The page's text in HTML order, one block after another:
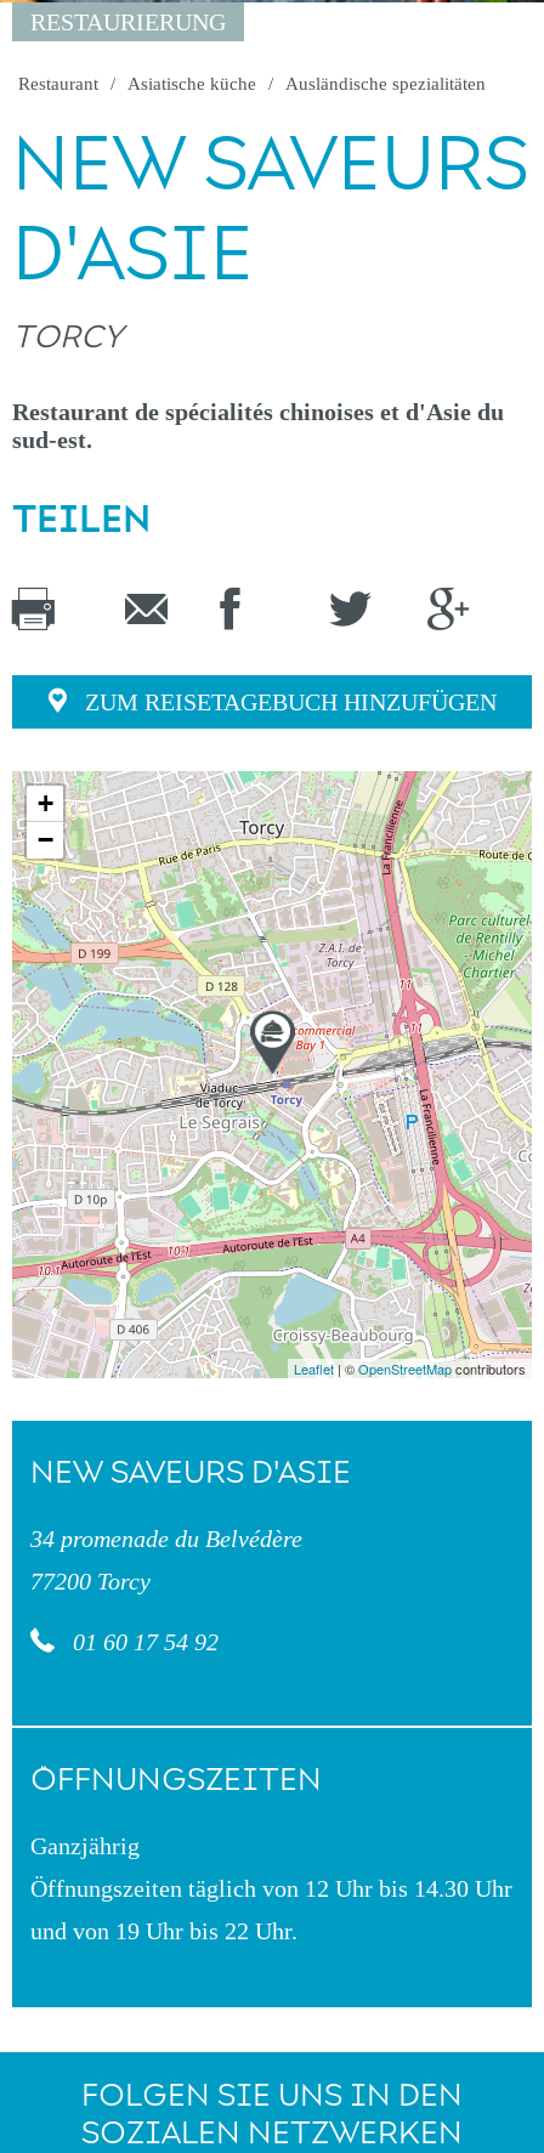
RESTAURIERUNG
Restaurant Asiatische küche Ausländische spezialitäten
NEW SAVEURS
D'ASIE
TORCY
Restaurant de spécialités chinoises et d'Asie du
sud-est.
TEILEN
ZUM REISETAGEBUCH HINZUFÜGEN
+
−
Leaflet | ©OpenStreetMapcontributors
NEW SAVEURS D'ASIE
34 promenade du Belvédère
77200 Torcy
01 60 17 54 92
ÖFFNUNGSZEITEN
Ganzjährig
Öffnungszeiten täglich von 12 Uhr bis 14.30 Uhr
und von 19 Uhr bis 22 Uhr.
FOLGEN SIE UNS IN DEN
SOZIALEN NETZWERKEN